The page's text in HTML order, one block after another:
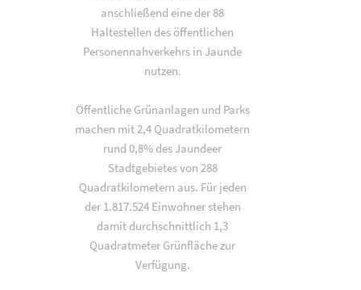
anschließend eine der 88
Haltestellen des öffentlichen
Personennahverkehrs in Jaunde
nutzen.
Öffentliche Grünanlagen und Parks
machen mit 2,4 Quadratkilometern
rund 0,8% des Jaundeer
Stadtgebietes von 288
Quadratkilometern aus. Für jeden
der 1.817.524 Einwohner stehen
damit durchschnittlich 1,3
Quadratmeter Grünfläche zur
Verfügung.